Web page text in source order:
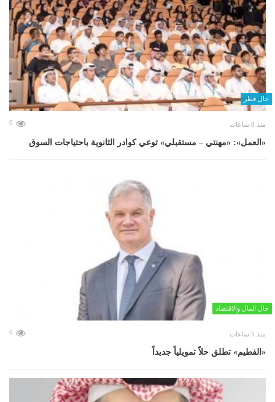
حال قطر
منذ 8 ساعات 0
«العمل»: «مهنتي – مستقبلي» توعي كوادر الثانوية باحتياجات السوق
حال المال والاقتصاد
منذ 5 ساعات 0
«الفطيم» تطلق حلاً تمويلياً جديداً